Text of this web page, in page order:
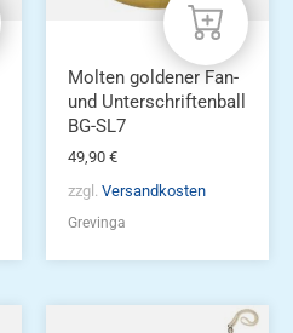
Molten goldener Fan-
und Unterschriftenball
BG-SL7
49,90 €
zzgl. Versandkosten
Grevinga